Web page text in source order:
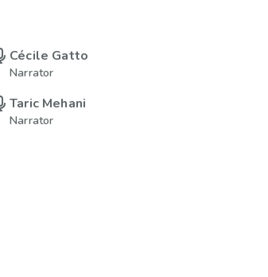
Cécile Gatto
Narrator
Taric Mehani
Narrator